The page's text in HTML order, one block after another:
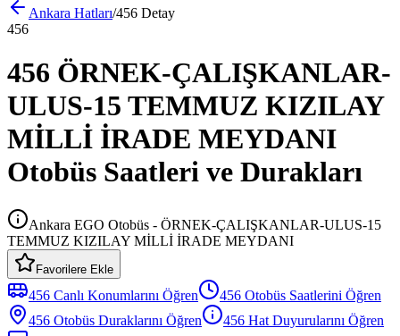
Ankara Hatları/456 Detay
456
456 ÖRNEK-ÇALIŞKANLAR-
ULUS-15 TEMMUZ KIZILAY
MİLLİ İRADE MEYDANI
Otobüs Saatleri ve Durakları
Ankara EGO Otobüs - ÖRNEK-ÇALIŞKANLAR-ULUS-15
TEMMUZ KIZILAY MİLLİ İRADE MEYDANI
Favorilere Ekle
456 Canlı Konumlarını Öğren 456 Otobüs Saatlerini Öğren
456 Otobüs Duraklarını Öğren 456 Hat Duyurularını Öğren